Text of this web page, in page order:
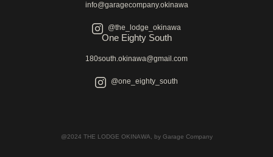
info@garagecompany.okinawa
@the_lodge_okinawa
One Eighty South
180south.okinawa@gmail.com
@one_eighty_south
@2024 THE LODGE OKINAWA, by Garage Company